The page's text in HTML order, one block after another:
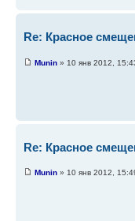
Re: Красное
Munin » 10 янв 2012,
Re: Красное
Munin » 10 янв 2012,